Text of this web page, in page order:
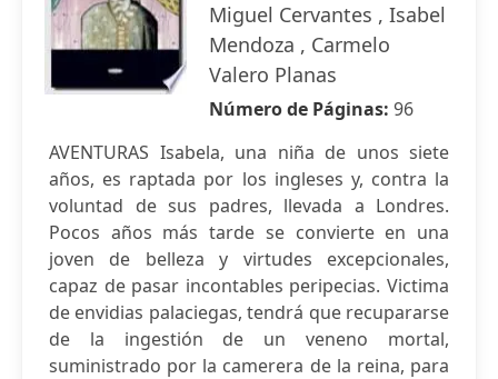
Miguel Cervantes , Isabel
Mendoza , Carmelo
Valero Planas
Número de Páginas: 96
AVENTURAS Isabela, una niña de unos siete
años, es raptada por los ingleses y, contra la
voluntad de sus padres, llevada a Londres.
Pocos años más tarde se convierte en una
joven de belleza y virtudes excepcionales,
capaz de pasar incontables peripecias. Victima
de envidias palaciegas, tendrá que recupararse
de la ingestión de un veneno mortal,
suministrado por la camerera de la reina, para